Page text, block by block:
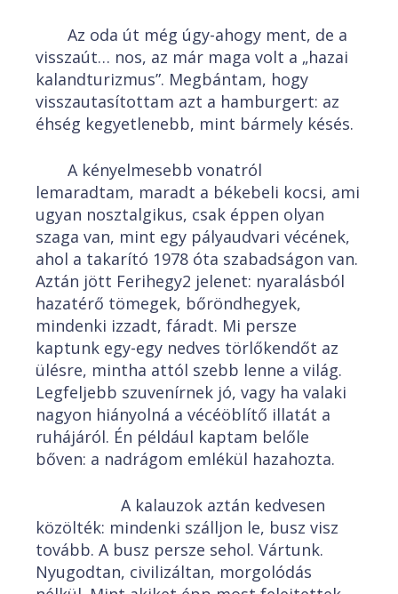
Az oda út még úgy-ahogy ment, de a
visszaút… nos, az már maga volt a „hazai
kalandturizmus”. Megbántam, hogy
visszautasítottam azt a hamburgert: az
éhség kegyetlenebb, mint bármely késés.
A kényelmesebb vonatról
lemaradtam, maradt a békebeli kocsi, ami
ugyan nosztalgikus, csak éppen olyan
szaga van, mint egy pályaudvari vécének,
ahol a takarító 1978 óta szabadságon van.
Aztán jött Ferihegy2 jelenet: nyaralásból
hazatérő tömegek, bőröndhegyek,
mindenki izzadt, fáradt. Mi persze
kaptunk egy-egy nedves törlőkendőt az
ülésre, mintha attól szebb lenne a világ.
Legfeljebb szuvenírnek jó, vagy ha valaki
nagyon hiányolná a vécéöblítő illatát a
ruhájáról. Én például kaptam belőle
bőven: a nadrágom emlékül hazahozta.
A kalauzok aztán kedvesen
közölték: mindenki szálljon le, busz visz
tovább. A busz persze sehol. Vártunk.
Nyugodtan, civilizáltan, morgolódás